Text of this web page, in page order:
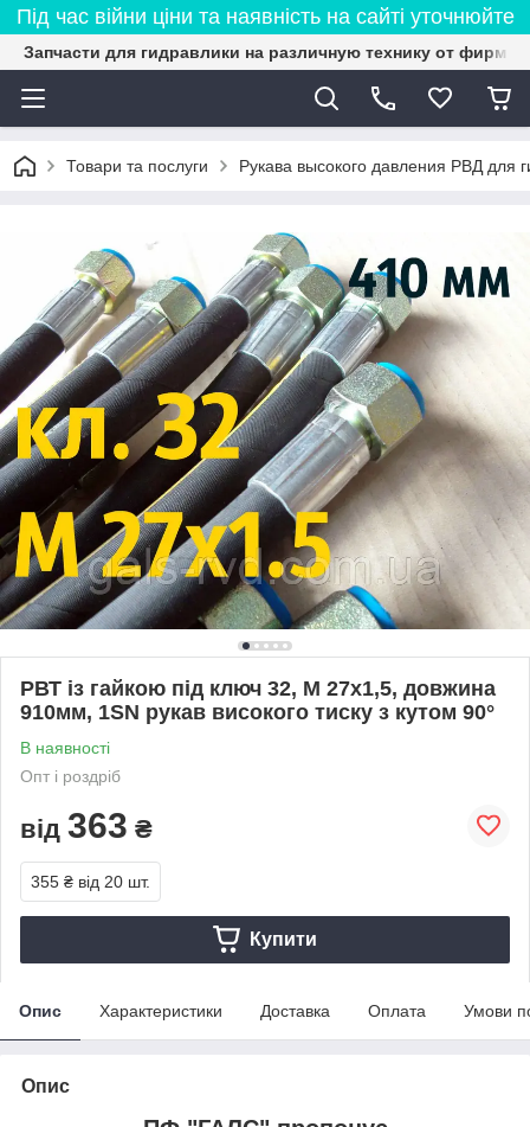
Під час війни ціни та наявність на сайті уточнюйте
Запчасти для гидравлики на различную технику от фирмы
Товари та послуги Рукава высокого давления РВД для
РВТ із гайкою під ключ 32, М 27х1,5, довжина
910мм, 1SN рукав високого тиску з кутом 90°
В наявності
Опт і роздріб
від 363 ₴
355 ₴ від 20 шт.
Купити
Опис Характеристики Доставка Оплата Умови
Опис